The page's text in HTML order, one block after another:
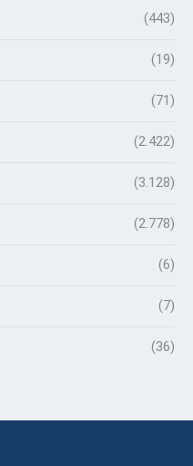
(443)
(19)
(71)
(2.422)
(3.128)
(2.778)
(6)
(7)
(36)